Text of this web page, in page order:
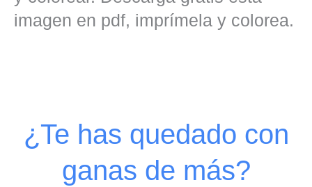
imagen en pdf, imprímela y colorea.
¿Te has quedado con
ganas de más?